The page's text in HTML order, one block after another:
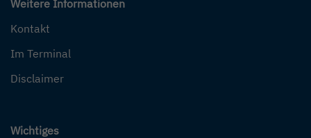
Weitere Informationen
Kontakt
Im Terminal
Disclaimer
Wichtiges